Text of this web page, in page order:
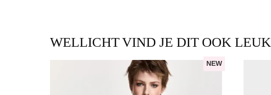
WELLICHT VIND JE DIT OOK LEUK
NEW